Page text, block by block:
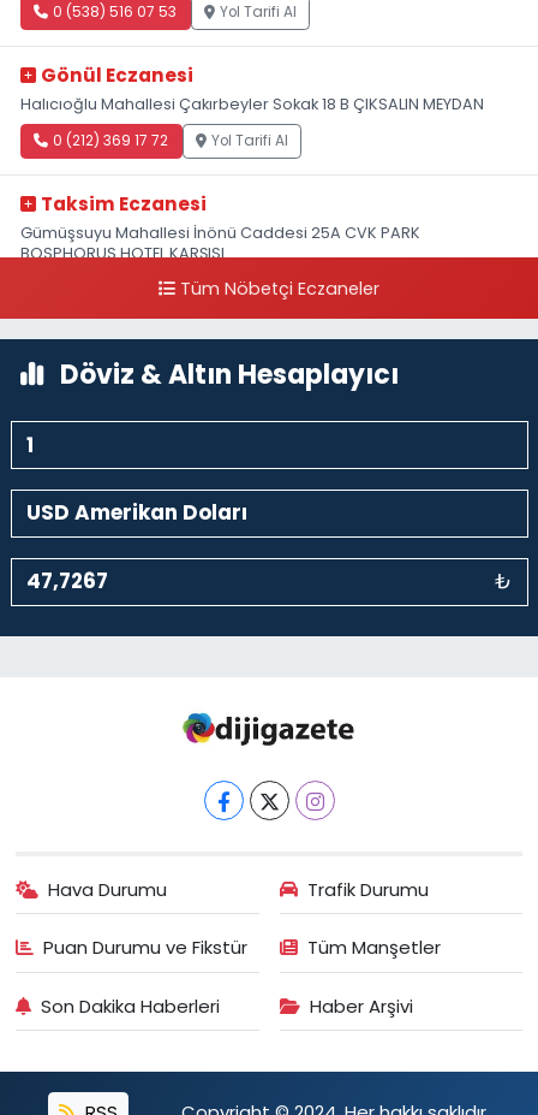
0 (538) 516 07 53 Yol Tarifi Al
Gönül Eczanesi
Halıcıoğlu Mahallesi Çakırbeyler Sokak 18 B ÇIKSALIN MEYDAN
0 (212) 369 17 72 Yol Tarifi Al
Taksim Eczanesi
Gümüşsuyu Mahallesi İnönü Caddesi 25A CVK PARK
BOSPHORUS HOTEL KARŞISI
0 (212) 249 50 99 Yol Tarifi Al
Tüm Nöbetçi Eczaneler
Döviz & Altın Hesaplayıcı
₺
Hava Durumu Trafik Durumu
Puan Durumu ve Fikstür Tüm Manşetler
Son Dakika Haberleri Haber Arşivi